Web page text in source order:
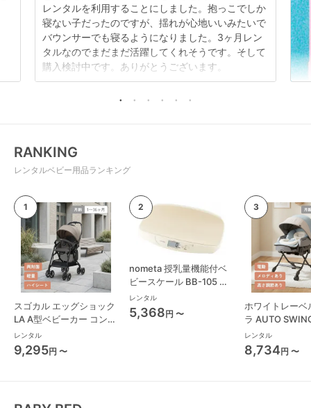
レンタルを利用することにしました。抱っこでしか
寝ない子だったのですが、揺れが心地いいみたいで
バウンサーでも寝るようになりました。3ヶ月レン
タルなのでまだまだ活躍してくれそうです。そして
購入検討中です。ありがとうございます。
RANKING
レンタルベビー用品ランキング
スゴカル エッグショック
LA A型ベビーカー コンビ
(Combi)
レンタル
9,295円 〜
nometa 授乳量機能付ベ
ビースケール BB-105 タ
ニタ(TANITA) ベビースケ
ール・体重計
レンタル
5,368円 〜
ホワイトレーベ
ラ AUTO
Long スリープ
コンビ(Combi)
チェア・ベビー
レンタル
8,734円 〜